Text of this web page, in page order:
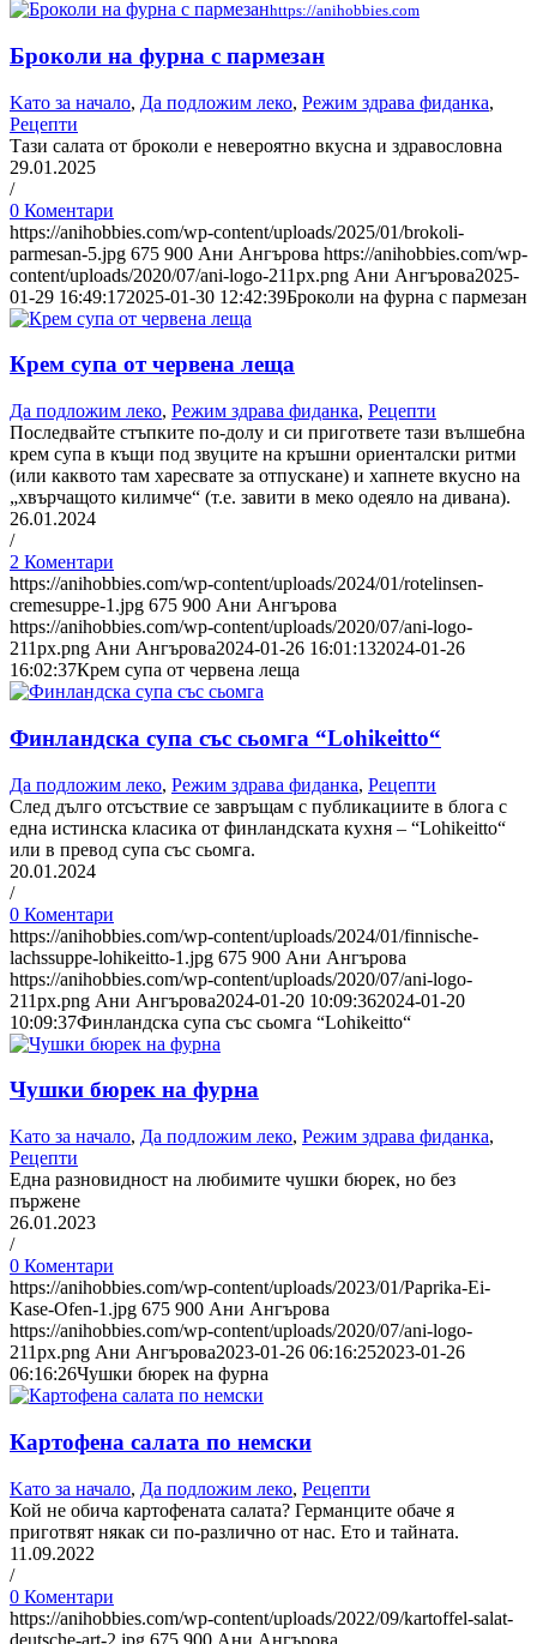
https://anihobbies.com
Броколи на фурна с пармезан
Kато за начало, Да подложим леко, Режим здрава фиданка,
Рецепти
Тази салата от броколи е невероятно вкусна и здравословна
29.01.2025
/
0 Коментари
https://anihobbies.com/wp-content/uploads/2025/01/brokoli-
parmesan-5.jpg 675 900 Ани Ангърова https://anihobbies.com/wp-
content/uploads/2020/07/ani-logo-211px.png Ани Ангърова2025-
01-29 16:49:172025-01-30 12:42:39Броколи на фурна с пармезан
Крем супа от червена леща
Да подложим леко, Режим здрава фиданка, Рецепти
Последвайте стъпките по-долу и си пригответе тази вълшебна
крем супа в къщи под звуците на кръшни ориенталски ритми
(или каквото там харесвате за отпускане) и хапнете вкусно на
„хвърчащото килимче“ (т.е. завити в меко одеяло на дивана).
26.01.2024
/
2 Коментари
https://anihobbies.com/wp-content/uploads/2024/01/rotelinsen-
cremesuppe-1.jpg 675 900 Ани Ангърова
https://anihobbies.com/wp-content/uploads/2020/07/ani-logo-
211px.png Ани Ангърова2024-01-26 16:01:132024-01-26
16:02:37Крем супа от червена леща
Финландска супа със сьомга “Lohikeitto“
Да подложим леко, Режим здрава фиданка, Рецепти
След дълго отсъствие се завръщам с публикациите в блога с
една истинска класика от финландската кухня – “Lohikeitto“
или в превод супа със сьомга.
20.01.2024
/
0 Коментари
https://anihobbies.com/wp-content/uploads/2024/01/finnische-
lachssuppe-lohikeitto-1.jpg 675 900 Ани Ангърова
https://anihobbies.com/wp-content/uploads/2020/07/ani-logo-
211px.png Ани Ангърова2024-01-20 10:09:362024-01-20
10:09:37Финландска супа със сьомга “Lohikeitto“
Чушки бюрек на фурна
Kато за начало, Да подложим леко, Режим здрава фиданка,
Рецепти
Една разновидност на любимите чушки бюрек, но без
пържене
26.01.2023
/
0 Коментари
https://anihobbies.com/wp-content/uploads/2023/01/Paprika-Ei-
Kase-Ofen-1.jpg 675 900 Ани Ангърова
https://anihobbies.com/wp-content/uploads/2020/07/ani-logo-
211px.png Ани Ангърова2023-01-26 06:16:252023-01-26
06:16:26Чушки бюрек на фурна
Картофена салата по немски
Kато за начало, Да подложим леко, Рецепти
Кой не обича картофената салата? Германците обаче я
приготвят някак си по-различно от нас. Ето и тайната.
11.09.2022
/
0 Коментари
https://anihobbies.com/wp-content/uploads/2022/09/kartoffel-salat-
deutsche-art-2.jpg 675 900 Ани Ангърова